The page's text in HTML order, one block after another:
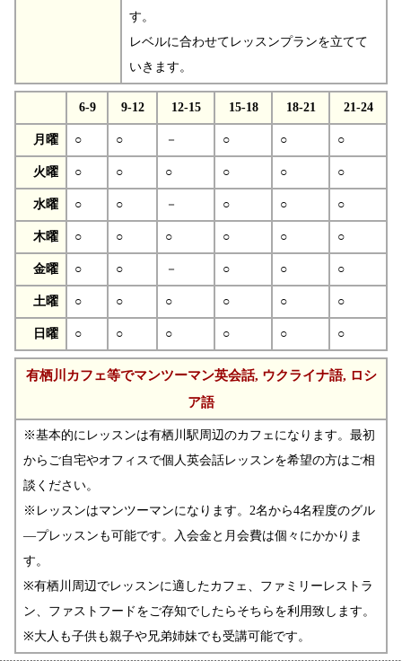
す。
レベルに合わせてレッスンプランを立てて
いきます。
6-9 9-12 12-15 15-18 18-21 21-24
月曜 ○ ○ － ○ ○ ○
火曜 ○ ○ ○ ○ ○ ○
水曜 ○ ○ － ○ ○ ○
木曜 ○ ○ ○ ○ ○ ○
金曜 ○ ○ － ○ ○ ○
土曜 ○ ○ ○ ○ ○ ○
日曜 ○ ○ ○ ○ ○ ○
有栖川カフェ等でマンツーマン英会話, ウクライナ語, ロシ
ア語
※基本的にレッスンは有栖川駅周辺のカフェになります。最初
からご自宅やオフィスで個人英会話レッスンを希望の方はご相
談ください。
※レッスンはマンツーマンになります。2名から4名程度のグル
―プレッスンも可能です。入会金と月会費は個々にかかりま
す。
※有栖川周辺でレッスンに適したカフェ、ファミリーレストラ
ン、ファストフードをご存知でしたらそちらを利用致します。
※大人も子供も親子や兄弟姉妹でも受講可能です。